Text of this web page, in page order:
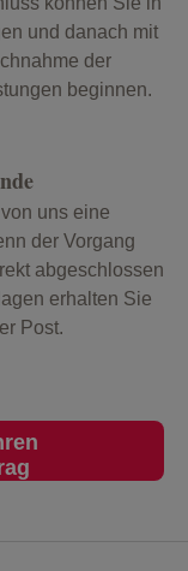
und danach mit
der
beginnen.
uns eine
der Vorgang
abgeschlossen
erhalten Sie
Post.